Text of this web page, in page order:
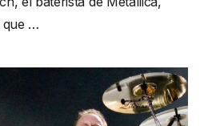
que …